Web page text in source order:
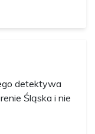
detektywa
Śląska i nie